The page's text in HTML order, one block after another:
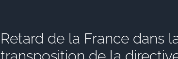
Retard de la France dans